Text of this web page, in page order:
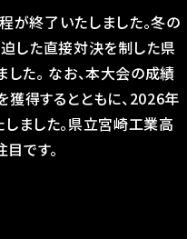
が終了いたしました。冬の
した直接対決を制した県
た。 なお、本大会の成績
得するとともに、2026年
ました。県立宮崎工業高
です。